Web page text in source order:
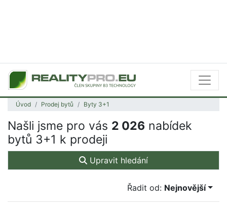
Úvod Prodej bytů Byty 3+1
Našli jsme pro vás 2 026 nabídek
bytů 3+1 k prodeji
Upravit hledání
Řadit od: Nejnovější